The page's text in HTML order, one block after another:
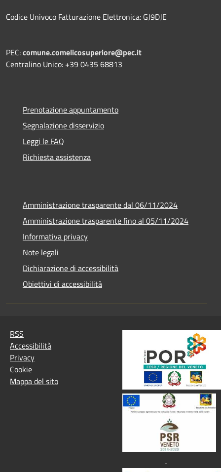
Codice Univoco Fatturazione Elettronica: GJ9DJE
PEC:comune.comelicosuperiore@pec.it
Centralino Unico: +39 0435 68813
Prenotazione appuntamento
Segnalazione disservizio
Leggi le FAQ
Richiesta assistenza
Amministrazione trasparente dal 06/11/2024
Amministrazione trasparente fino al 05/11/2024
Informativa privacy
Note legali
Dichiarazione di accessibilità
Obiettivi di accessibilità
RSS
Accessibilità
Privacy
Cookie
Mappa del sito